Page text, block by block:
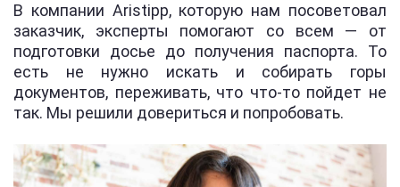
В компании Aristipp, которую нам посоветовал
заказчик, эксперты помогают со всем — от
подготовки досье до получения паспорта. То
есть не нужно искать и собирать горы
документов, переживать, что что-то пойдет не
так. Мы решили довериться и попробовать.